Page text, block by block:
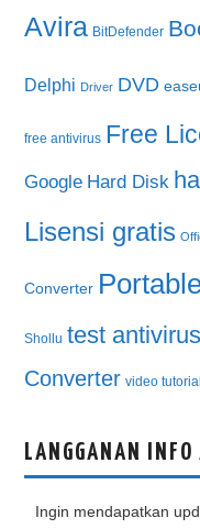
Avira BitDefender
Delphi Driver DVD
free antivirus Free
Google Hard Disk
Lisensi gratis
Converter
Shollu test antivirus
Converter video tutorial
LANGGANAN INFO
Ingin mendapatkan